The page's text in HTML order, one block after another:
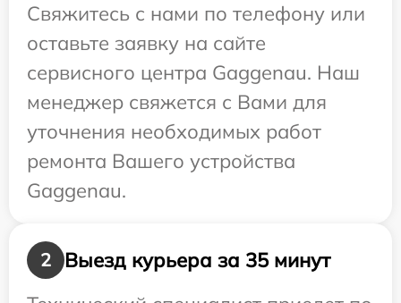
Свяжитесь с нами по телефону или
оставьте заявку на сайте
сервисного центра Gaggenau. Наш
менеджер свяжется с Вами для
уточнения необходимых работ
ремонта Вашего устройства
Gaggenau.
2
Выезд курьера за 35 минут